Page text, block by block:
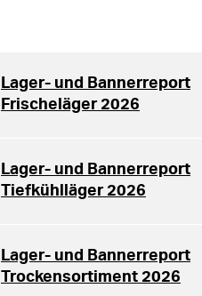
Lager- und Bannerreport
Frischeläger 2026
Lager- und Bannerreport
Tiefkühlläger 2026
Lager- und Bannerreport
Trockensortiment 2026